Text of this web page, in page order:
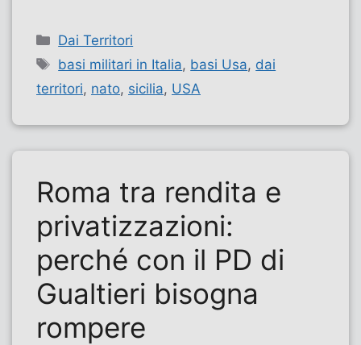
Categorie
Dai Territori
Tag
basi militari in Italia, basi Usa, dai
territori, nato, sicilia, USA
Roma tra rendita e
privatizzazioni:
perché con il PD di
Gualtieri bisogna
rompere